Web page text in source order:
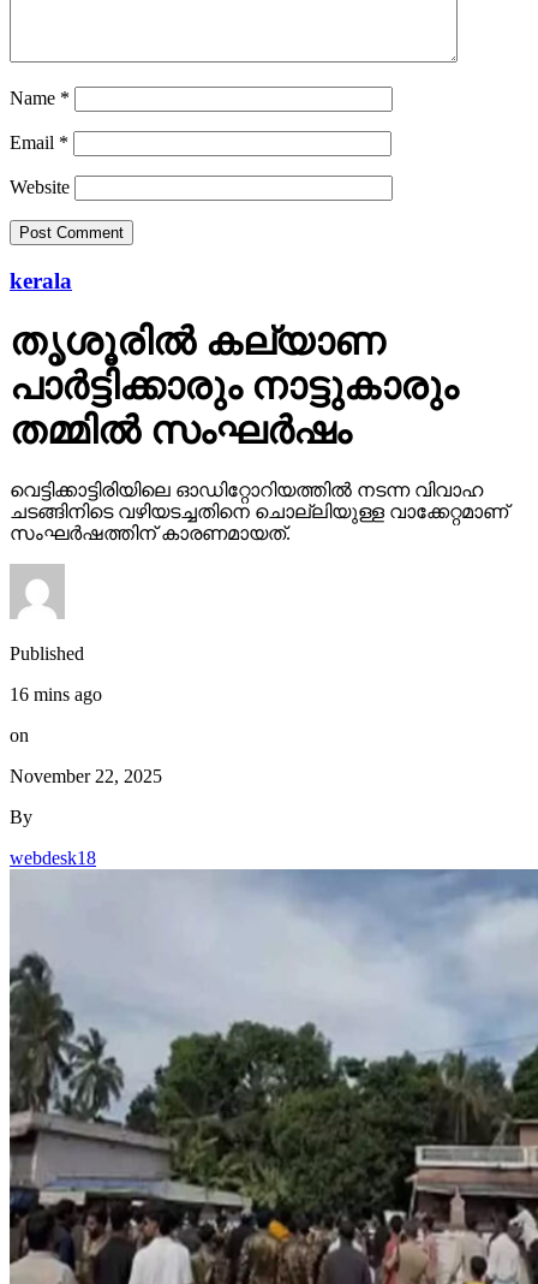
Name *
Email *
Website
kerala
തൃശൂരില്‍ കല്യാണ
പാര്‍ട്ടിക്കാരും നാട്ടുകാരും
തമ്മില്‍ സംഘര്‍ഷം
വെട്ടിക്കാട്ടിരിയിലെ ഓഡിറ്റോറിയത്തില്‍ നടന്ന വിവാഹ
ചടങ്ങിനിടെ വഴിയടച്ചതിനെ ചൊല്ലിയുള്ള വാക്കേറ്റമാണ്
സംഘര്‍ഷത്തിന് കാരണമായത്.
Published
16 mins ago
on
November 22, 2025
By
webdesk18